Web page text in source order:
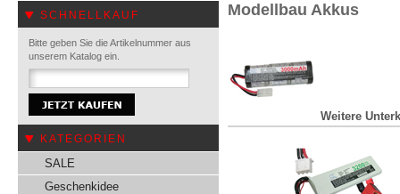
SCHNELLKAUF
Bitte geben Sie die Artikelnummer aus
unserem Katalog ein.
KATEGORIEN
SALE
Geschenkidee
Modellbau Akkus
Weitere